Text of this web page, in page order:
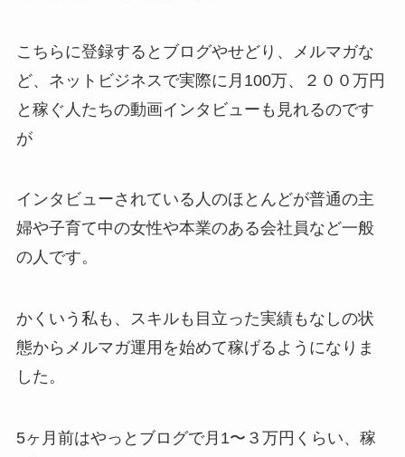
こちらに登録するとブログやせどり、メルマガな
ど、ネットビジネスで実際に月100万、２００万円
と稼ぐ人たちの動画インタビューも見れるのです
が
インタビューされている人のほとんどが普通の主
婦や子育て中の女性や本業のある会社員など一般
の人です。
かくいう私も、スキルも目立った実績もなしの状
態からメルマガ運用を始めて稼げるようになりま
した。
5ヶ月前はやっとブログで月1〜３万円くらい、稼